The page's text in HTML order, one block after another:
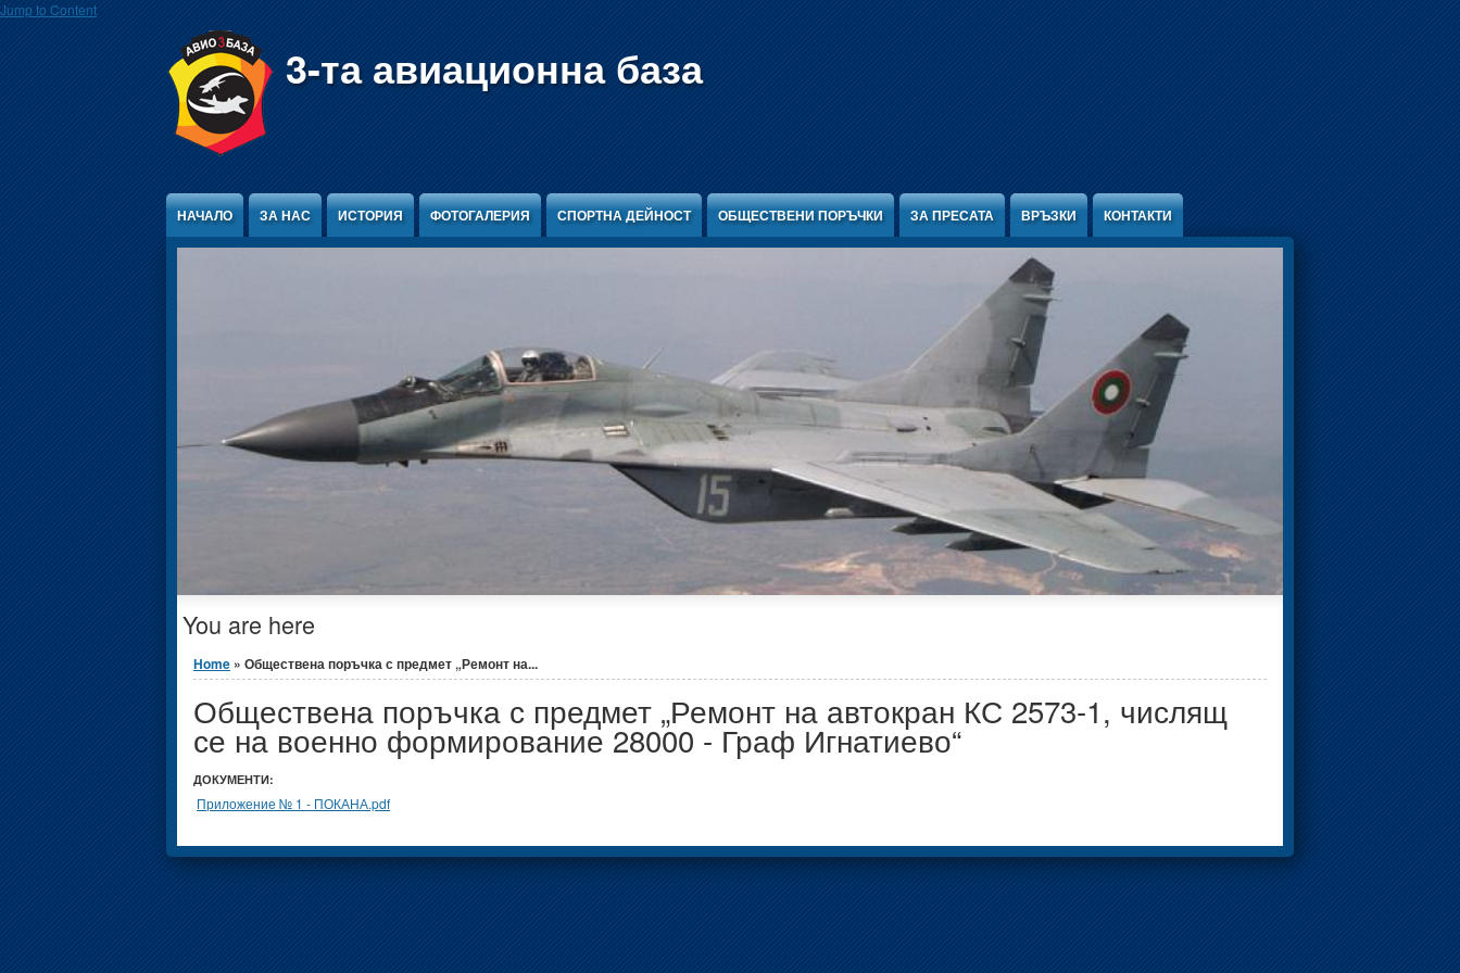
Jump to Content
3-та авиационна база
НАЧАЛО ЗА НАС ИСТОРИЯ ФОТОГАЛЕРИЯ СПОРТНА ДЕЙНОСТ ОБЩЕСТВЕНИ ПОРЪЧКИ ЗА ПРЕСАТА ВРЪЗКИ КОНТАКТИ
You are here
Home » Обществена поръчка с предмет „Ремонт на...
Обществена поръчка с предмет „Ремонт на автокран КС 2573-1, числящ
се на военно формирование 28000 - Граф Игнатиево“
ДОКУМЕНТИ:
Приложение № 1 - ПОКАНА.pdf